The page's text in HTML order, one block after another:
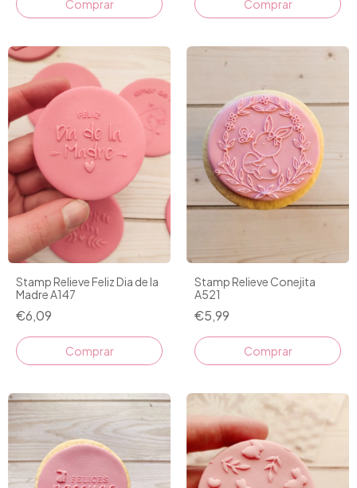
Stamp Relieve Feliz Dia de la
Madre A147
€6,09
Stamp Relieve Conejita
A521
€5,99